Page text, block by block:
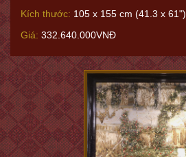
Kích thước: 105 x 155 cm (41.3 x 61")
Giá: 332.640.000VNĐ